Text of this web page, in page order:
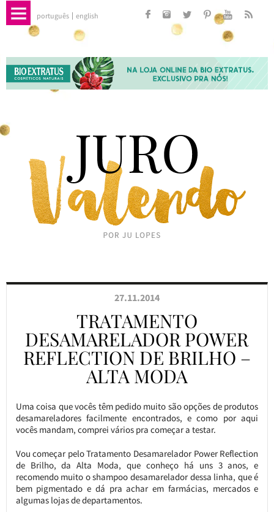
português english
27.11.2014
TRATAMENTO
DESAMARELADOR POWER
REFLECTION DE BRILHO –
ALTA MODA
Uma coisa que vocês têm pedido muito são opções de produtos
desamareladores facilmente encontrados, e como por aqui
vocês mandam, comprei vários pra começar a testar.
Vou começar pelo Tratamento Desamarelador Power Reflection
de Brilho, da Alta Moda, que conheço há uns 3 anos, e
recomendo muito o shampoo desamarelador dessa linha, que é
bem pigmentado e dá pra achar em farmácias, mercados e
algumas lojas de departamentos.